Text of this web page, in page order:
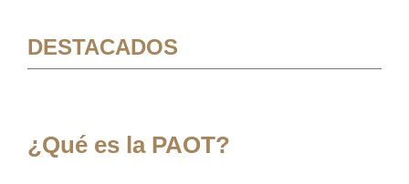
DESTACADOS
¿Qué es la PAOT?